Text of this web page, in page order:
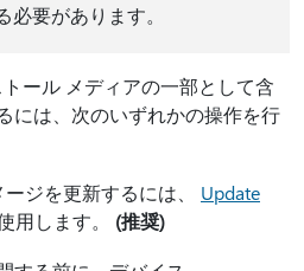
要があります。
ール メディアの一部として含
には、次のいずれかの操作を行
ジを更新するには、 Update
用します。 (推奨)